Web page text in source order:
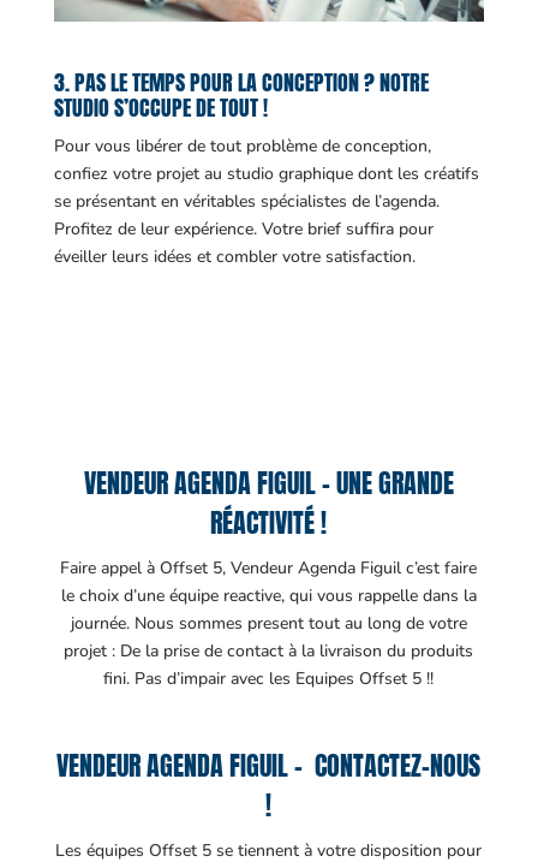
3. PAS LE TEMPS POUR LA CONCEPTION ? NOTRE
STUDIO S’OCCUPE DE TOUT !
Pour vous libérer de tout problème de conception,
confiez votre projet au studio graphique dont les créatifs
se présentant en véritables spécialistes de l’agenda.
Profitez de leur expérience. Votre brief suffira pour
éveiller leurs idées et combler votre satisfaction.
VENDEUR AGENDA FIGUIL – UNE GRANDE
RÉACTIVITÉ !
Faire appel à Offset 5, Vendeur Agenda Figuil c’est faire
le choix d’une équipe reactive, qui vous rappelle dans la
journée. Nous sommes present tout au long de votre
projet : De la prise de contact à la livraison du produits
fini. Pas d’impair avec les Equipes Offset 5 !!
VENDEUR AGENDA FIGUIL – CONTACTEZ-NOUS
!
Les équipes Offset 5 se tiennent à votre disposition pour